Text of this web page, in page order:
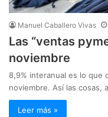
Manuel Caballero Vivas
Las “ventas
noviembre
8,9% interanual es lo que
noviembre. Así las cosas,
Leer más »